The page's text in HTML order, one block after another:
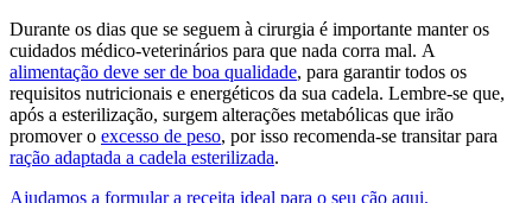
Durante os dias que se seguem à cirurgia é importante manter os
cuidados médico-veterinários para que nada corra mal. A
alimentação deve ser de boa qualidade, para garantir todos os
requisitos nutricionais e energéticos da sua cadela. Lembre-se que,
após a esterilização, surgem alterações metabólicas que irão
promover o excesso de peso, por isso recomenda-se transitar para
ração adaptada a cadela esterilizada.
Ajudamos a formular a receita ideal para o seu cão aqui.